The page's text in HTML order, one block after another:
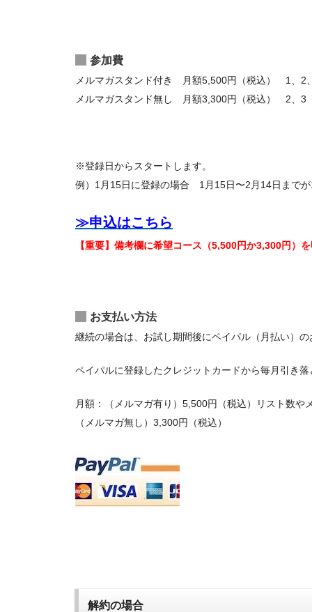
参加費
メルマガスタンド付き 月額5,500円（税込） 1、2
メルマガスタンド無し 月額3,300円（税込） 2、3
※登録日からスタートします。
例）1月15日に登録の場合 1月15日〜2月14日まで
≫申込はこちら
【重要】備考欄に希望コース（5,500円か3,300円）
お支払い方法
継続の場合は、お試し期間後にペイパル（月払い）
ペイパルに登録したクレジットカードから毎月引き
月額：（メルマガ有り）5,500円（税込）リスト数や
（メルマガ無し）3,300円（税込）
解約の場合